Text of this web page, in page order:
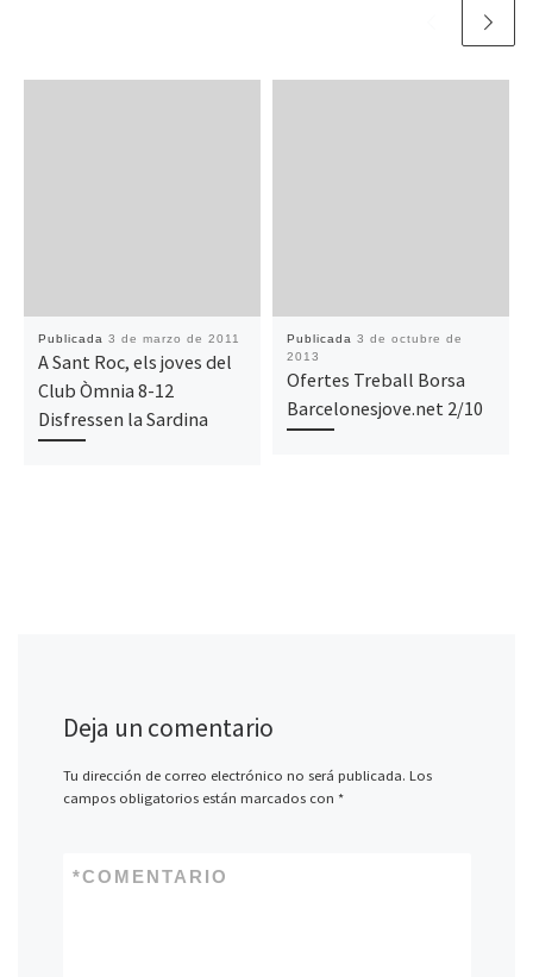
Publicada 3 de marzo de 2011
A Sant Roc, els joves del
Club Òmnia 8-12
Disfressen la Sardina
Publicada 3 de octubre de
2013
Ofertes Treball Borsa
Barcelonesjove.net 2/10
Deja un comentario
Tu dirección de correo electrónico no será publicada. Los
campos obligatorios están marcados con *
COMENTARIO
*